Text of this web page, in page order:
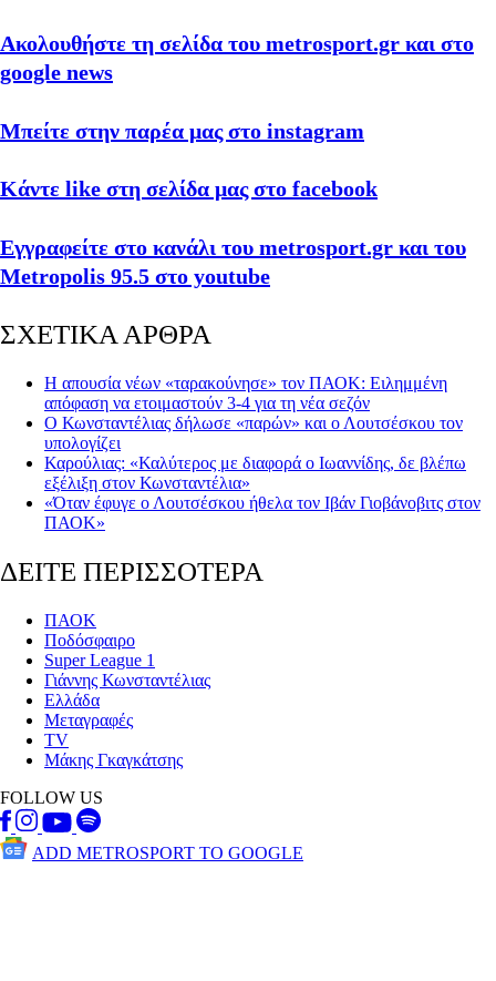
Ακολουθήστε τη σελίδα του metrosport.gr και στο
google news
Μπείτε στην παρέα μας στο instagram
Κάντε like στη σελίδα μας στο facebook
Εγγραφείτε στο κανάλι του metrosport.gr και του
Metropolis 95.5 στο youtube
ΣΧΕΤΙΚΑ ΑΡΘΡΑ
Η απουσία νέων «ταρακούνησε» τον ΠΑΟΚ: Ειλημμένη
απόφαση να ετοιμαστούν 3-4 για τη νέα σεζόν
Ο Κωνσταντέλιας δήλωσε «παρών» και ο Λουτσέσκου τον
υπολογίζει
Καρούλιας: «Καλύτερος με διαφορά ο Ιωαννίδης, δε βλέπω
εξέλιξη στον Κωνσταντέλια»
«Όταν έφυγε ο Λουτσέσκου ήθελα τον Ιβάν Γιοβάνοβιτς στον
ΠΑΟΚ»
ΔΕΙΤΕ ΠΕΡΙΣΣΟΤΕΡΑ
ΠΑΟΚ
Ποδόσφαιρο
Super League 1
Γιάννης Κωνσταντέλιας
Ελλάδα
Μεταγραφές
TV
Μάκης Γκαγκάτσης
FOLLOW US
ADD METROSPORT TO GOOGLE